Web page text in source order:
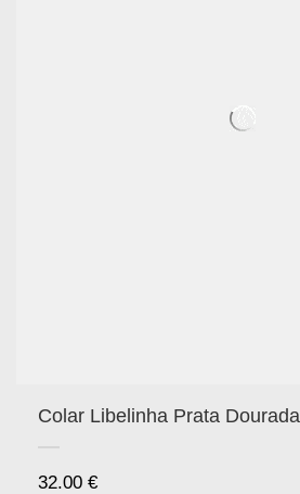
Colar Libelinha Prata Dourada
32.00 €